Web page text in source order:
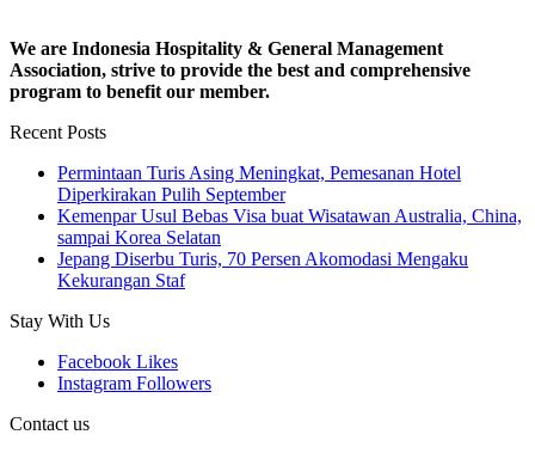
We are Indonesia Hospitality & General Management
Association, strive to provide the best and comprehensive
program to benefit our member.
Recent Posts
Permintaan Turis Asing Meningkat, Pemesanan Hotel
Diperkirakan Pulih September
Kemenpar Usul Bebas Visa buat Wisatawan Australia, China,
sampai Korea Selatan
Jepang Diserbu Turis, 70 Persen Akomodasi Mengaku
Kekurangan Staf
Stay With Us
Facebook Likes
Instagram Followers
Contact us